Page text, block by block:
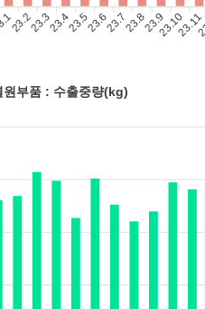
23.223.323.423.523.623.723.823.923.1023.11
원부품 : 수출중량(kg)